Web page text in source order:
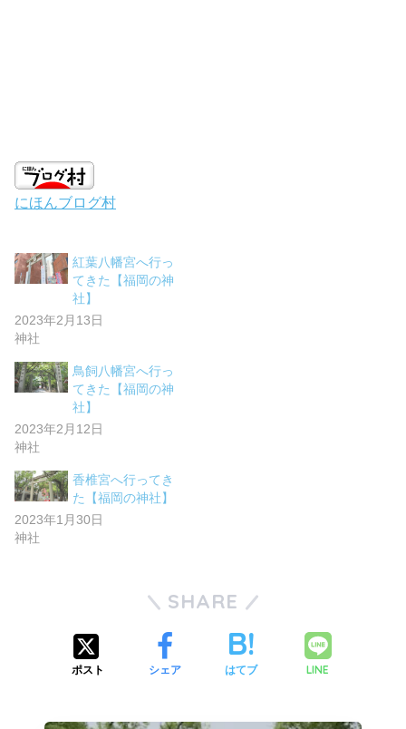
にほんブログ村
紅葉八幡宮へ行っ
てきた【福岡の神
社】
2023年2月13日
神社
鳥飼八幡宮へ行っ
てきた【福岡の神
社】
2023年2月12日
神社
香椎宮へ行ってき
た【福岡の神社】
2023年1月30日
神社
SHARE
ポスト シェア はてブ LINE